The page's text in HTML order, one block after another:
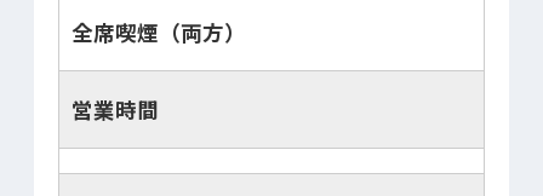
全席喫煙（両方）
営業時間